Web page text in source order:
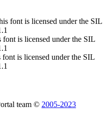
font is licensed under the SIL
is licensed under the SIL
is licensed under the SIL
team © 2005-2023